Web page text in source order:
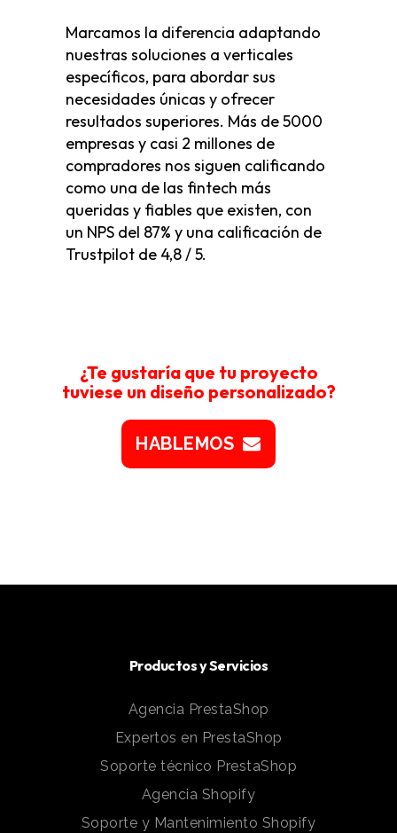
Marcamos la diferencia adaptando
nuestras soluciones a verticales
específicos, para abordar sus
necesidades únicas y ofrecer
resultados superiores. Más de 5000
empresas y casi 2 millones de
compradores nos siguen calificando
como una de las fintech más
queridas y fiables que existen, con
un NPS del 87% y una calificación de
Trustpilot de 4,8 / 5.
¿Te gustaría que tu proyecto
tuviese un diseño personalizado?
HABLEMOS
Productos y Servicios
Agencia PrestaShop
Expertos en PrestaShop
Soporte técnico PrestaShop
Agencia Shopify
Soporte y Mantenimiento Shopify